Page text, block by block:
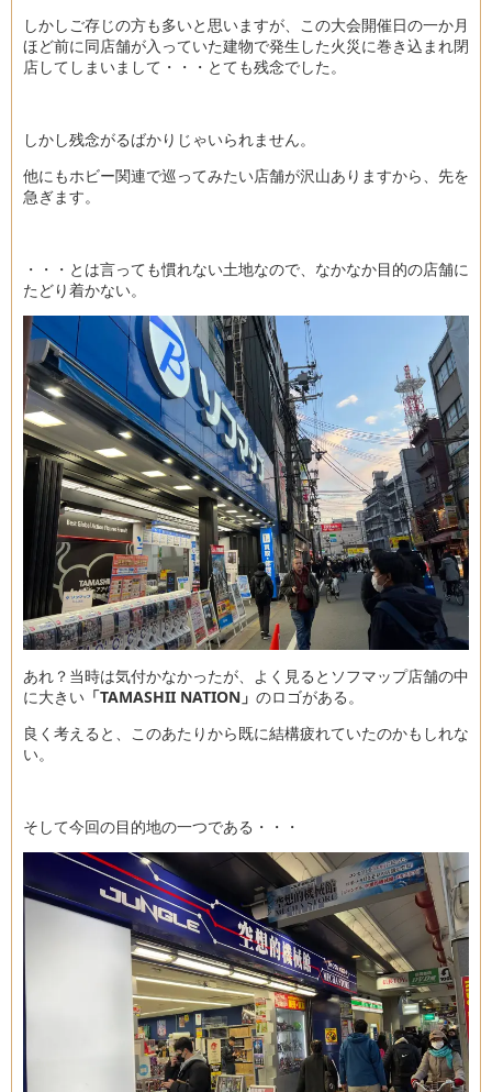
しかしご存じの方も多いと思いますが、この大会開催日の一か月
ほど前に同店舗が入っていた建物で発生した火災に巻き込まれ閉
店してしまいまして・・・とても残念でした。
しかし残念がるばかりじゃいられません。
他にもホビー関連で巡ってみたい店舗が沢山ありますから、先を
急ぎます。
・・・とは言っても慣れない土地なので、なかなか目的の店舗に
たどり着かない。
あれ？当時は気付かなかったが、よく見るとソフマップ店舗の中
に大きい 「TAMASHII NATION」 のロゴがある。
良く考えると、このあたりから既に結構疲れていたのかもしれな
い。
そして今回の目的地の一つである・・・